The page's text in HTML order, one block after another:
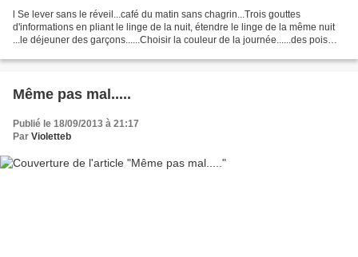
l Se lever sans le réveil...café du matin sans chagrin...Trois gouttes
d'informations en pliant le linge de la nuit, étendre le linge de la même nuit
...le déjeuner des garçons......Choisir la couleur de la journée......des pois
Même pas mal.....
Publié le 18/09/2013 à 21:17
Par Violetteb